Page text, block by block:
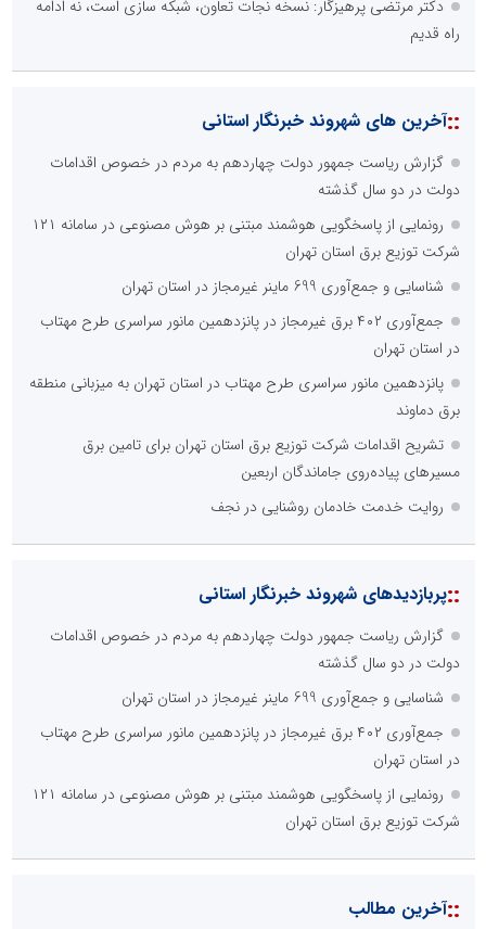
دکتر مرتضی پرهیزگار: نسخه نجات تعاون، شبکه سازی است، نه ادامه
راه قدیم
::آخرین های شهروند خبرنگار استانی
گزارش ریاست جمهور دولت چهاردهم به مردم در خصوص اقدامات
دولت در دو سال گذشته
رونمایی از پاسخگویی هوشمند مبتنی بر هوش مصنوعی در سامانه ۱۲۱
شرکت توزیع برق استان تهران
شناسایی و جمع‌آوری 699 ماینر غیرمجاز در استان تهران
جمع‌آوری ۴۰۲ برق غیرمجاز در پانزدهمین مانور سراسری طرح مهتاب
در استان تهران
پانزدهمین مانور سراسری طرح مهتاب در استان تهران به میزبانی منطقه
برق دماوند
تشریح اقدامات شرکت توزیع برق استان تهران برای تامین برق
مسیرهای پیاده‌روی جاماندگان اربعین
روایت خدمت خادمان روشنایی در نجف
::پربازدیدهای شهروند خبرنگار استانی
گزارش ریاست جمهور دولت چهاردهم به مردم در خصوص اقدامات
دولت در دو سال گذشته
شناسایی و جمع‌آوری 699 ماینر غیرمجاز در استان تهران
جمع‌آوری ۴۰۲ برق غیرمجاز در پانزدهمین مانور سراسری طرح مهتاب
در استان تهران
رونمایی از پاسخگویی هوشمند مبتنی بر هوش مصنوعی در سامانه ۱۲۱
شرکت توزیع برق استان تهران
::آخرین مطالب